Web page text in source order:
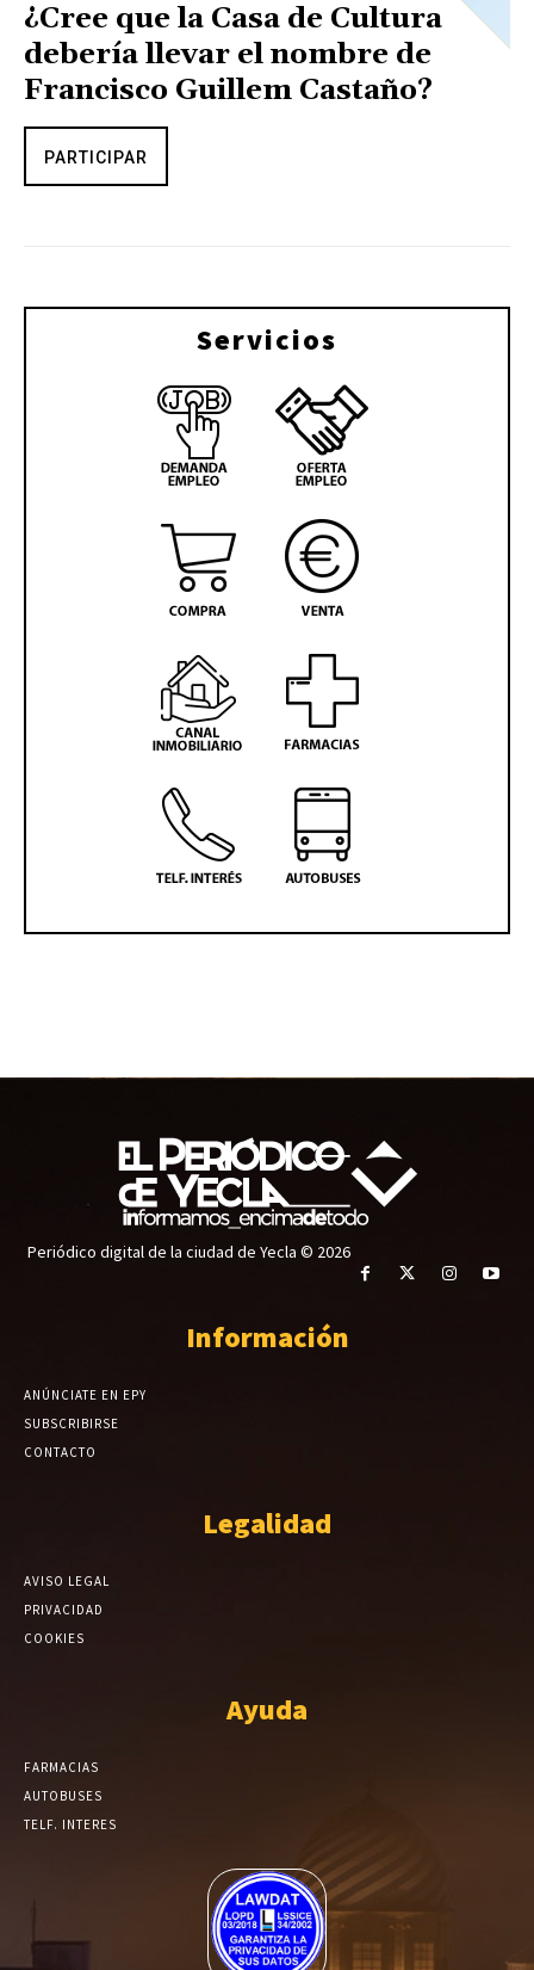
¿Cree que la Casa de Cultura
debería llevar el nombre de
Francisco Guillem Castaño?
PARTICIPAR
Servicios
Periódico digital de la ciudad de Yecla © 2026
Información
ANÚNCIATE EN EPY
SUBSCRIBIRSE
CONTACTO
Legalidad
AVISO LEGAL
PRIVACIDAD
COOKIES
Ayuda
FARMACIAS
AUTOBUSES
TELF. INTERES